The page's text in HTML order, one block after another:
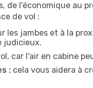
de l'économique au
de vol :
les jambes et à la
judicieux.
car l'air en cabine
: cela vous aidera à